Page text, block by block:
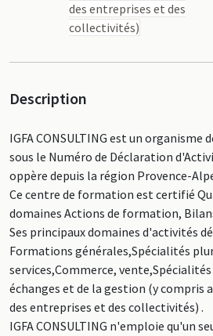
des entreprises et des
collectivités)
Description
IGFA CONSULTING est un
sous le Numéro de Déclaration
oppère depuis la région Provence-
Ce centre de formation est certifié
domaines Actions de formation,
Ses principaux domaines d'activités
Formations générales,Spécialités
services,Commerce,
échanges et de la gestion (y
des entreprises et des collectivités) .
IGFA CONSULTING n'emploie qu'un